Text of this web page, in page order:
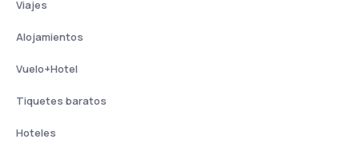
Viajes
Alojamientos
Vuelo+Hotel
Tiquetes baratos
Hoteles